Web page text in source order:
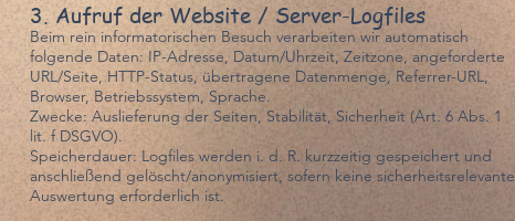
3. Aufruf der Website / Server-Logfiles
Beim rein informatorischen Besuch verarbeiten wir automatisch
folgende Daten: IP-Adresse, Datum/Uhrzeit, Zeitzone, angeforderte
URL/Seite, HTTP-Status, übertragene Datenmenge, Referrer-URL,
Browser, Betriebssystem, Sprache.
Zwecke: Auslieferung der Seiten, Stabilität, Sicherheit (Art. 6 Abs. 1
lit. f DSGVO).
Speicherdauer: Logfiles werden i. d. R. kurzzeitig gespeichert und
anschließend gelöscht/anonymisiert, sofern keine sicherheitsrelevante
Auswertung erforderlich ist.